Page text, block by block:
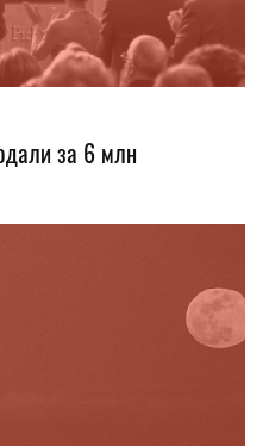
за 6 млн